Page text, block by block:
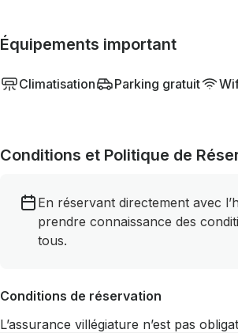
Équipements important
Climatisation Parking gratuit
Conditions et Politique de
En réservant directement avec
prendre connaissance des
tous.
Conditions de réservation
L’assurance villégiature n’est pas